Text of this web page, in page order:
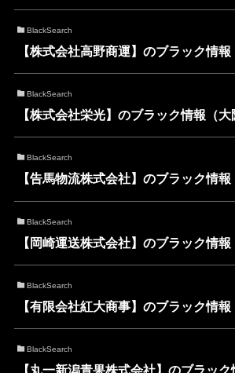
BlackSearch
【株式会社高野商運】のブラック情報
BlackSearch
【株式会社栄光】のブラック情報（大
BlackSearch
【告馬物流株式会社】のブラック情報
BlackSearch
【岡崎運送株式会社】のブラック情報
BlackSearch
【有限会社紅大商事】のブラック情報
BlackSearch
【丸一新潟青果株式会社】のブラッ